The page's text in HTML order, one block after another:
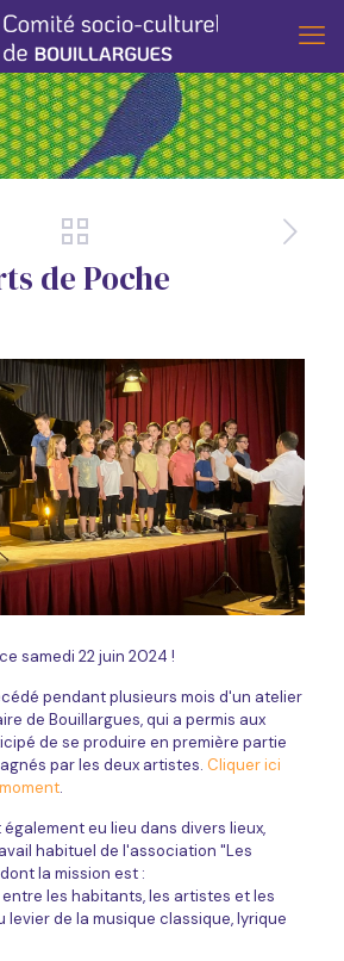
de Poche
samedi 22 juin 2024 !
pendant plusieurs mois d'un atelier
de Bouillargues, qui a permis aux
de se produire en première partie
par les deux artistes. Cliquer ici
.
eu lieu dans divers lieux,
habituel de l'association "Les
la mission est :
les habitants, les artistes et les
de la musique classique, lyrique